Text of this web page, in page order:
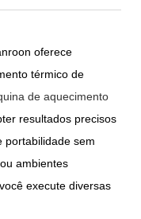
oferece
térmico de
de aquecimento
resultados precisos
portabilidade sem
ambientes
execute diversas